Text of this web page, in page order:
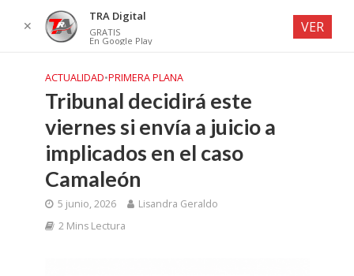
ACTUALIDAD•PRIMERA PLANA
Tribunal decidirá este
viernes si envía a juicio a
implicados en el caso
Camaleón
5 junio, 2026
Lisandra Geraldo
2 Mins Lectura
✕
TRA Digital
GRATIS
En Google Play
VER